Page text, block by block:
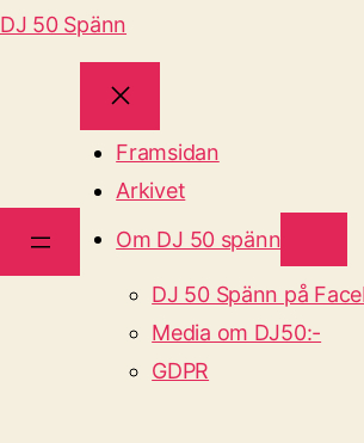
DJ 50 Spänn
Framsidan
Arkivet
Om DJ 50 spänn
DJ 50 Spänn på
Media om DJ50:-
GDPR